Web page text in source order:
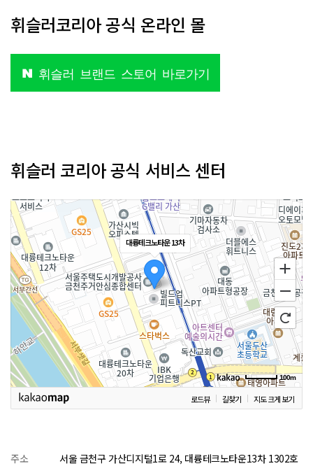
휘슬러코리아 공식 온라인 몰
휘슬러 브랜드 스토어 바로가기
휘슬러 코리아 공식 서비스 센터
대륭테크노타운 13차
100m
로드뷰 길찾기 지도 크게 보기
주소
서울 금천구 가산디지털1로 24, 대륭테크노타운13차 1302호